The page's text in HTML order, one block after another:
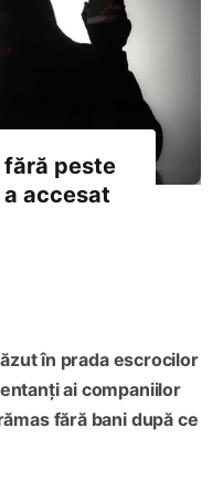
fără peste
accesat
în prada escrocilor
ai companiilor
fără bani după ce